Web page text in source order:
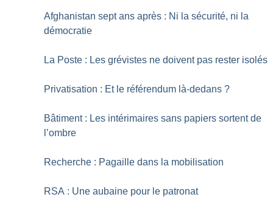
Afghanistan sept ans après : Ni la sécurité, ni la
démocratie
La Poste : Les grévistes ne doivent pas rester isolés
Privatisation : Et le référendum là-dedans ?
Bâtiment : Les intérimaires sans papiers sortent de
l’ombre
Recherche : Pagaille dans la mobilisation
RSA : Une aubaine pour le patronat